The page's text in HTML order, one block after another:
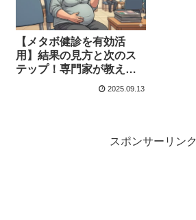
【メタボ健診を有効活
用】結果の見方と次のス
テップ！専門家が教える
2025.09.13
スポンサーリンク